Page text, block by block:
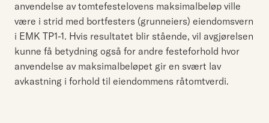
anvendelse av tomtefestelovens maksimalbeløp ville
være i strid med bortfesters (grunneiers) eiendomsvern
i EMK TP1-1. Hvis resultatet blir stående, vil avgjørelsen
kunne få betydning også for andre festeforhold hvor
anvendelse av maksimalbeløpet gir en svært lav
avkastning i forhold til eiendommens råtomtverdi.